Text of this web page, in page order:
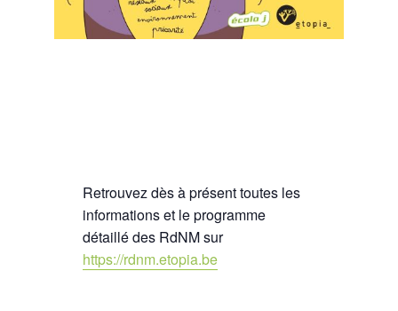
Retrouvez dès à présent toutes les
informations et le programme
détaillé des RdNM sur
https://rdnm.etopia.be